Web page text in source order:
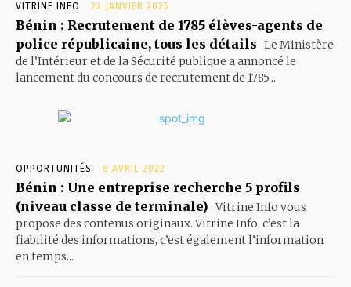
VITRINE INFO 22 JANVIER 2025
Bénin : Recrutement de 1785 élèves-agents de
police républicaine, tous les détails Le Ministère
de l’Intérieur et de la Sécurité publique a annoncé le
lancement du concours de recrutement de 1785...
OPPORTUNITÉS 6 AVRIL 2022
Bénin : Une entreprise recherche 5 profils
(niveau classe de terminale) Vitrine Info vous
propose des contenus originaux. Vitrine Info, c’est la
fiabilité des informations, c’est également l’information
en temps...